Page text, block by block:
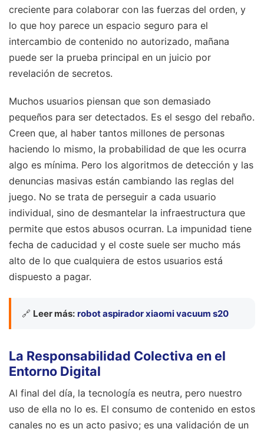
creciente para colaborar con las fuerzas del orden, y
lo que hoy parece un espacio seguro para el
intercambio de contenido no autorizado, mañana
puede ser la prueba principal en un juicio por
revelación de secretos.
Muchos usuarios piensan que son demasiado
pequeños para ser detectados. Es el sesgo del rebaño.
Creen que, al haber tantos millones de personas
haciendo lo mismo, la probabilidad de que les ocurra
algo es mínima. Pero los algoritmos de detección y las
denuncias masivas están cambiando las reglas del
juego. No se trata de perseguir a cada usuario
individual, sino de desmantelar la infraestructura que
permite que estos abusos ocurran. La impunidad tiene
fecha de caducidad y el coste suele ser mucho más
alto de lo que cualquiera de estos usuarios está
dispuesto a pagar.
🔗 Leer más: robot aspirador xiaomi vacuum s20
La Responsabilidad Colectiva en el
Entorno Digital
Al final del día, la tecnología es neutra, pero nuestro
uso de ella no lo es. El consumo de contenido en estos
canales no es un acto pasivo; es una validación de un